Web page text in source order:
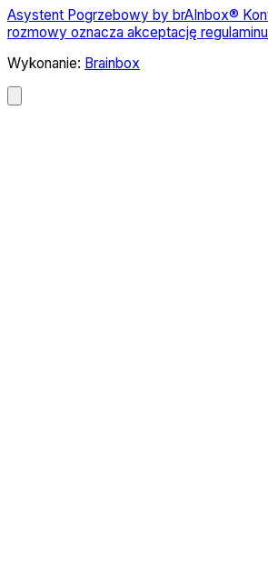
Asystent Pogrzebowy by brAInbox®
rozmowy oznacza akceptację regulaminu
Wykonanie: Brainbox